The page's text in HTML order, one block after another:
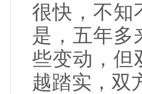
很快，不知
是，五年多
些变动，
越踏实，双